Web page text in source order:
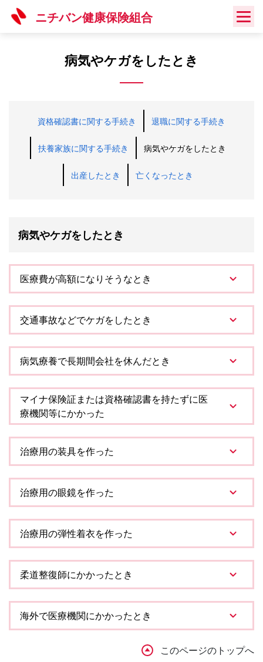
Skip
ニチバン健康保険組合
病気やケガをしたとき
資格確認書に関する手続き 退職に関する手続き
扶養家族に関する手続き 病気やケガをしたとき
出産したとき 亡くなったとき
病気やケガをしたとき
医療費が高額になりそうなとき
交通事故などでケガをしたとき
病気療養で長期間会社を休んだとき
マイナ保険証または資格確認書を持たずに医
療機関等にかかった
治療用の装具を作った
治療用の眼鏡を作った
治療用の弾性着衣を作った
柔道整復師にかかったとき
海外で医療機関にかかったとき
このページのトップへ